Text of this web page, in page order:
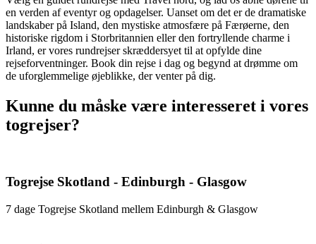
en verden af eventyr og opdagelser. Uanset om det er de dramatiske
landskaber på Island, den mystiske atmosfære på Færøerne, den
historiske rigdom i Storbritannien eller den fortryllende charme i
Irland, er vores rundrejser skræddersyet til at opfylde dine
rejseforventninger. Book din rejse i dag og begynd at drømme om
de uforglemmelige øjeblikke, der venter på dig.
Kunne du måske være interesseret i vores
togrejser?
Togrejse Skotland - Edinburgh - Glasgow
7 dage Togrejse Skotland mellem Edinburgh & Glasgow